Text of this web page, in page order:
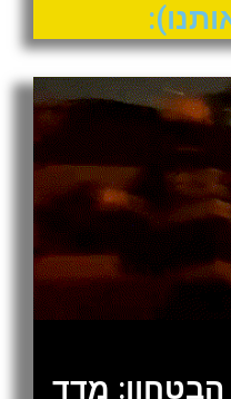
הבטחון: מדד